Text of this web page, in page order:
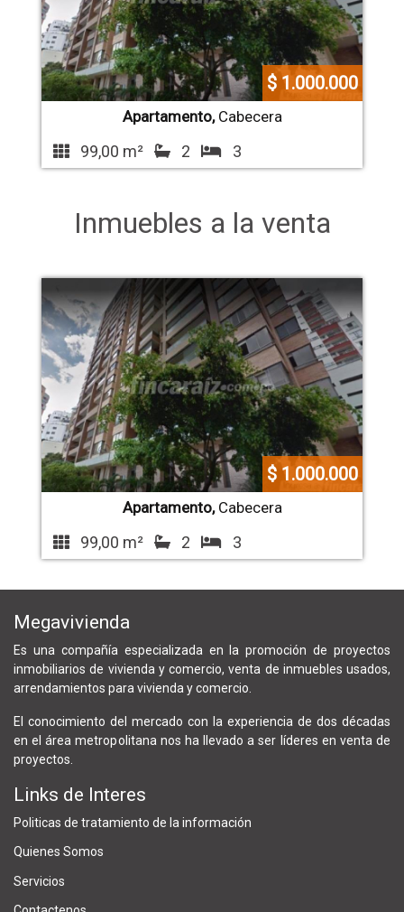
$ 1.000.000
Apartamento,Cabecera
99,00 m² 2 3
Inmuebles a la venta
$ 1.000.000
Apartamento,Cabecera
99,00 m² 2 3
Megavivienda
Es una compañía especializada en la promoción de proyectos
inmobiliarios de vivienda y comercio, venta de inmuebles usados,
arrendamientos para vivienda y comercio.
El conocimiento del mercado con la experiencia de dos décadas
en el área metropolitana nos ha llevado a ser líderes en venta de
proyectos.
Links de Interes
Politicas de tratamiento de la información
Quienes Somos
Servicios